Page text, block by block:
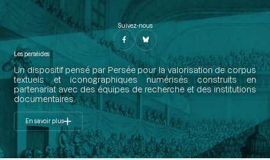
Suivez-nous
Les perséides
Un dispositif pensé par Persée pour la valorisation de corpus
textuels et iconographiques numérisés construits en
partenariat avec des équipes de recherche et des institutions
documentaires.
En savoir plus